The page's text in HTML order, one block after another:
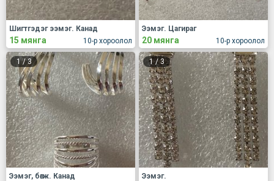
10-р хороолол
Шигтгэдэг ээмэг. Канад
15 мянга 10-р хороолол
Ээмэг. Цагираг
20 мянга
1/3
Ээмэг, бөгж. Канад
1/3
Ээмэг.